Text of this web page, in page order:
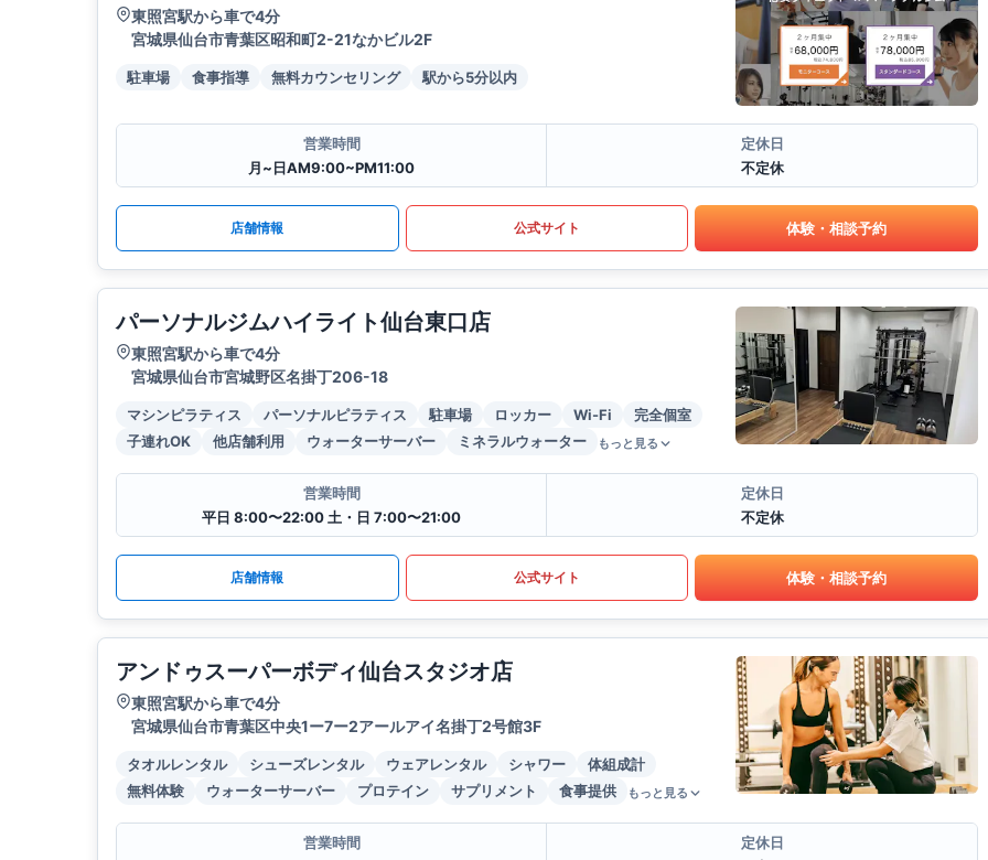
東照宮駅から車で4分
宮城県仙台市青葉区昭和町2-21なかビル2F
駐車場 食事指導 無料カウンセリング 駅から5分以内
営業時間
月~日AM9:00~PM11:00
定休日
不定休
店舗情報 公式サイト 体験・相談予約
パーソナルジムハイライト仙台東口店
東照宮駅から車で4分
宮城県仙台市宮城野区名掛丁206-18
マシンピラティス パーソナルピラティス 駐車場 ロッカー Wi-Fi
完全個室
子連れOK
他店舗利用 ウォーターサーバー ミネラルウォーター もっと見る
営業時間
平日 8:00〜22:00 土・日 7:00〜21:00
定休日
不定休
店舗情報 公式サイト 体験・相談予約
アンドゥスーパーボディ仙台スタジオ店
東照宮駅から車で4分
宮城県仙台市青葉区中央1ー7ー2アールアイ名掛丁2号館3F
タオルレンタル シューズレンタル ウェアレンタル シャワー
体組成計
無料体験
ウォーターサーバー プロテイン サプリメント 食事提供 もっと見る
営業時間
定休日